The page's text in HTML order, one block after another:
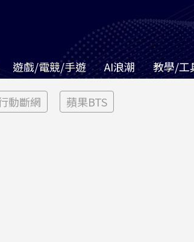
遊戲/電競/手遊 AI浪潮 教學/工
動斷網 蘋果BTS